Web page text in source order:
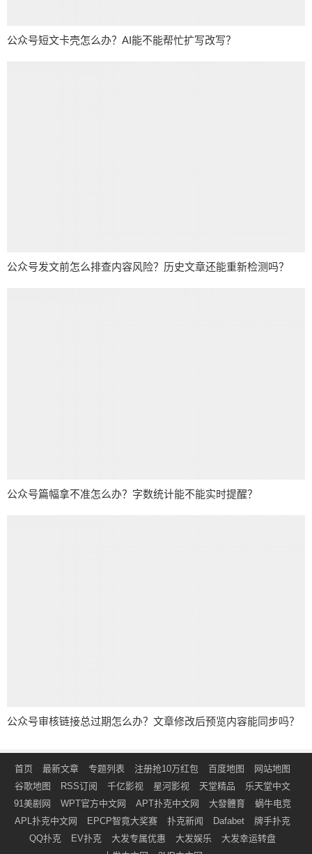
公众号短文卡壳怎么办？AI能不能帮忙扩写改写？
公众号发文前怎么排查内容风险？历史文章还能重新检测吗？
公众号篇幅拿不准怎么办？字数统计能不能实时提醒？
公众号审核链接总过期怎么办？文章修改后预览内容能同步吗？
首页 最新文章 专题列表 注册抢10万红包 百度地图
网站地图
谷歌地图
RSS订阅 千亿影视 星河影视 天堂精品
乐天堂中文
91美剧网
WPT官方中文网 APT扑克中文网 大發體育
蜗牛电竞
APL扑克中文网
EPCP智竟大奖赛 扑克新闻 Dafabet
牌手扑克
QQ扑克
EV扑克 大发专属优惠 大发娱乐
大发幸运转盘